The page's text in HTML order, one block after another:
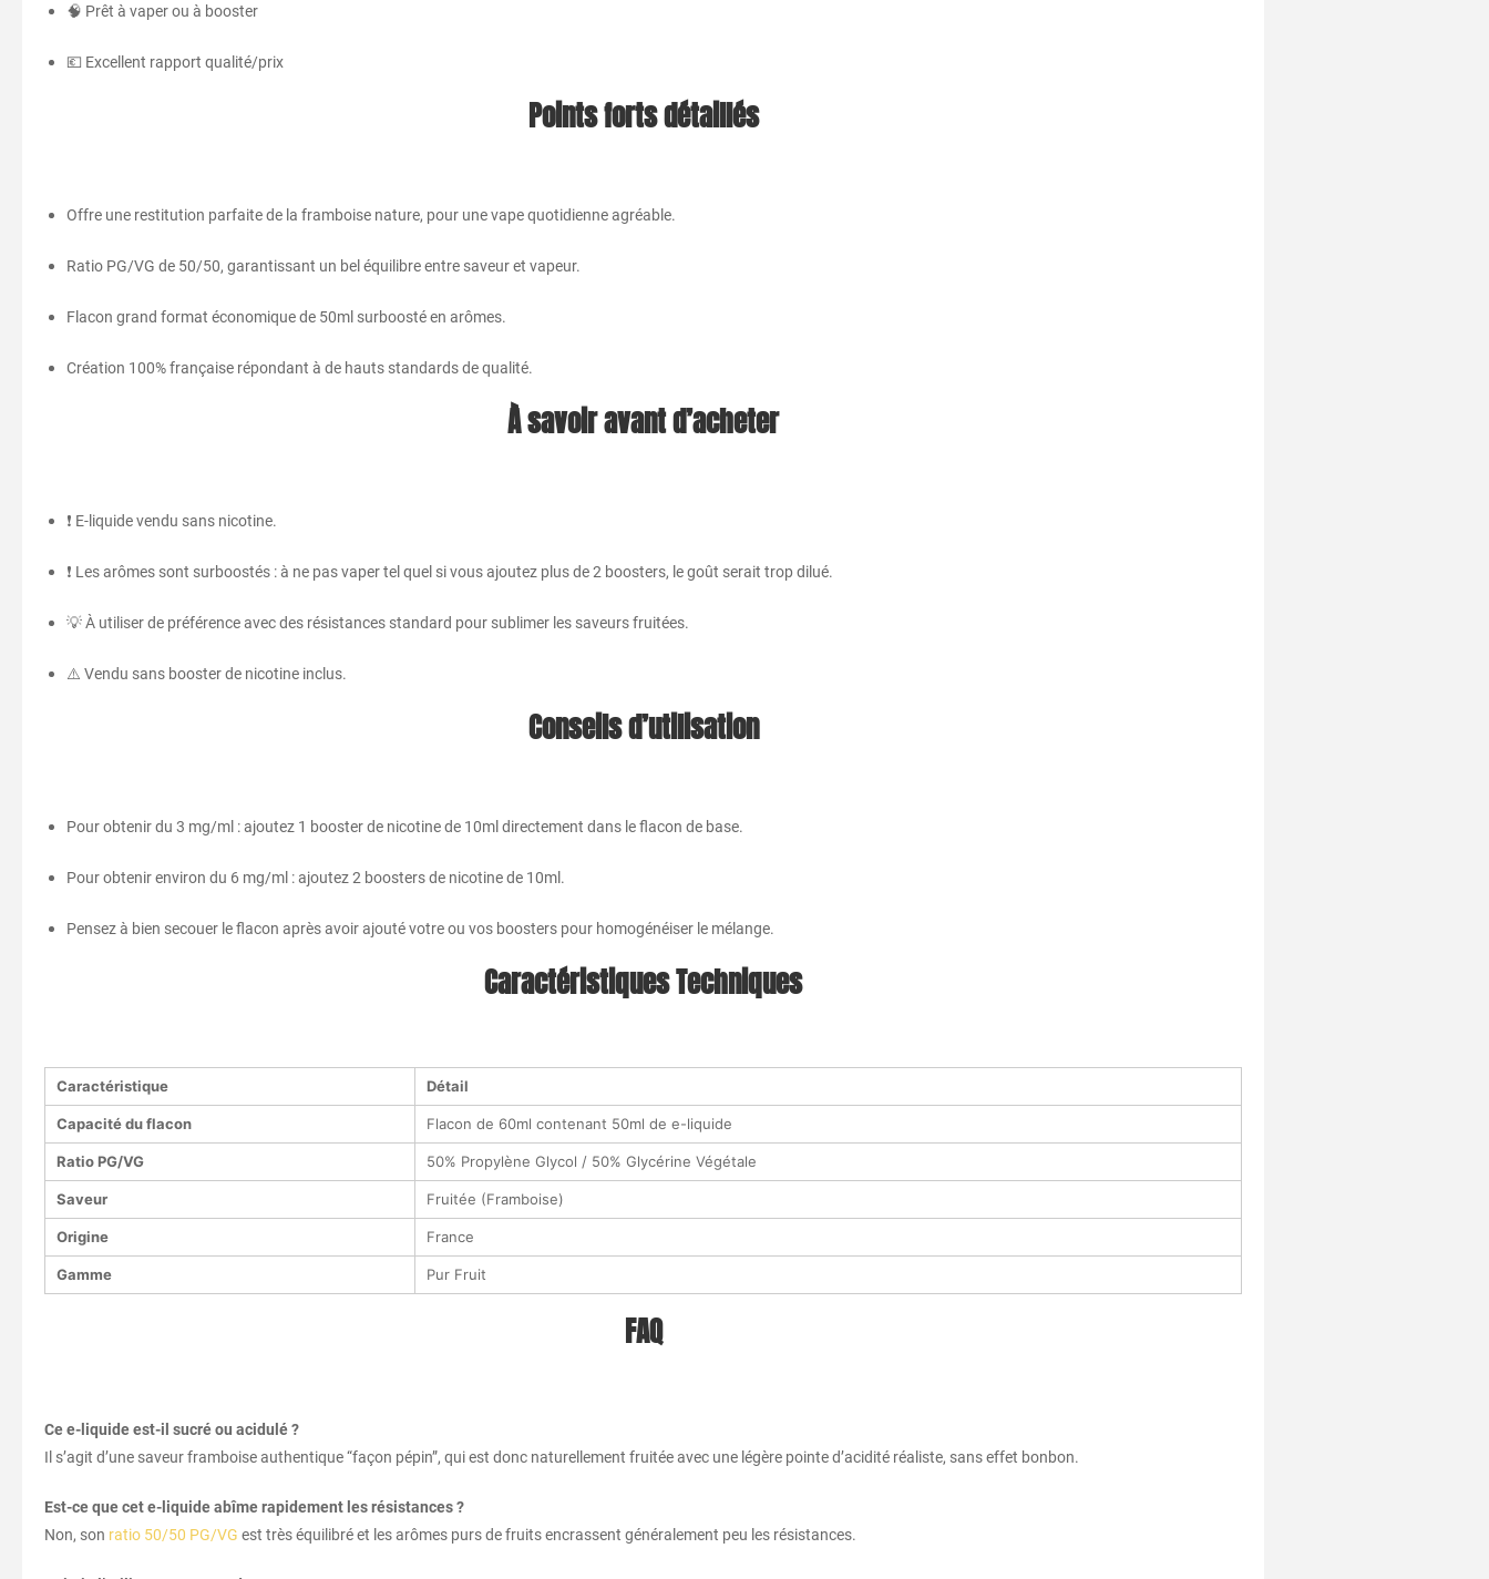
🧠 Prêt à vaper ou à booster
💶 Excellent rapport qualité/prix
Points forts détaillés
Offre une restitution parfaite de la framboise nature, pour une vape quotidienne agréable.
Ratio PG/VG de 50/50, garantissant un bel équilibre entre saveur et vapeur.
Flacon grand format économique de 50ml surboosté en arômes.
Création 100% française répondant à de hauts standards de qualité.
À savoir avant d’acheter
❗ E-liquide vendu sans nicotine.
❗ Les arômes sont surboostés : à ne pas vaper tel quel si vous ajoutez plus de 2 boosters, le goût serait trop dilué.
💡 À utiliser de préférence avec des résistances standard pour sublimer les saveurs fruitées.
⚠️ Vendu sans booster de nicotine inclus.
Conseils d’utilisation
Pour obtenir du 3 mg/ml : ajoutez 1 booster de nicotine de 10ml directement dans le flacon de base.
Pour obtenir environ du 6 mg/ml : ajoutez 2 boosters de nicotine de 10ml.
Pensez à bien secouer le flacon après avoir ajouté votre ou vos boosters pour homogénéiser le mélange.
Caractéristiques Techniques
Caractéristique Détail
Capacité du flacon Flacon de 60ml contenant 50ml de e-liquide
Ratio PG/VG 50% Propylène Glycol / 50% Glycérine Végétale
Saveur Fruitée (Framboise)
Origine France
Gamme Pur Fruit
FAQ
Ce e-liquide est-il sucré ou acidulé ?
Il s’agit d’une saveur framboise authentique “façon pépin”, qui est donc naturellement fruitée avec une légère pointe d’acidité réaliste, sans effet bonbon.
Est-ce que cet e-liquide abîme rapidement les résistances ?
Non, son ratio 50/50 PG/VG est très équilibré et les arômes purs de fruits encrassent généralement peu les résistances.